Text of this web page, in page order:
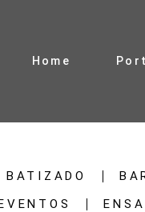
Home
BATIZADO